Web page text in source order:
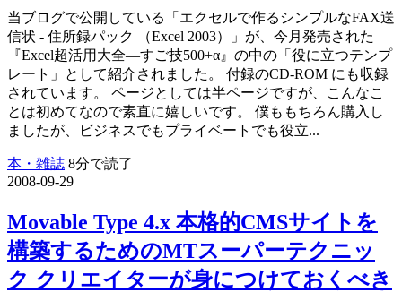
当ブログで公開している「エクセルで作るシンプルなFAX送
信状 - 住所録パック （Excel 2003）」が、今月発売された
『Excel超活用大全―すご技500+α』の中の「役に立つテンプ
レート」として紹介されました。 付録のCD-ROM にも収録
されています。 ページとしては半ページですが、こんなこ
とは初めてなので素直に嬉しいです。 僕ももちろん購入し
ましたが、ビジネスでもプライベートでも役立...
本・雑誌 8分で読了
2008-09-29
Movable Type 4.x 本格的CMSサイトを
構築するためのMTスーパーテクニッ
ク クリエイターが身につけておくべき